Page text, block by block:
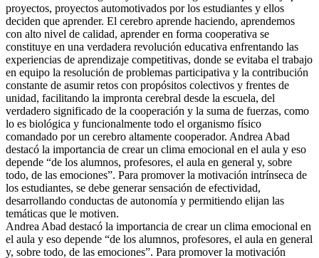
proyectos, proyectos automotivados por los estudiantes y ellos
deciden que aprender. El cerebro aprende haciendo, aprendemos
con alto nivel de calidad, aprender en forma cooperativa se
constituye en una verdadera revolución educativa enfrentando las
experiencias de aprendizaje competitivas, donde se evitaba el trabajo
en equipo la resolución de problemas participativa y la contribución
constante de asumir retos con propósitos colectivos y frentes de
unidad, facilitando la impronta cerebral desde la escuela, del
verdadero significado de la cooperación y la suma de fuerzas, como
lo es biológica y funcionalmente todo el organismo físico
comandado por un cerebro altamente cooperador. Andrea Abad
destacó la importancia de crear un clima emocional en el aula y eso
depende “de los alumnos, profesores, el aula en general y, sobre
todo, de las emociones”. Para promover la motivación intrínseca de
los estudiantes, se debe generar sensación de efectividad,
desarrollando conductas de autonomía y permitiendo elijan las
temáticas que le motiven.
Andrea Abad destacó la importancia de crear un clima emocional en
el aula y eso depende “de los alumnos, profesores, el aula en general
y, sobre todo, de las emociones”. Para promover la motivación